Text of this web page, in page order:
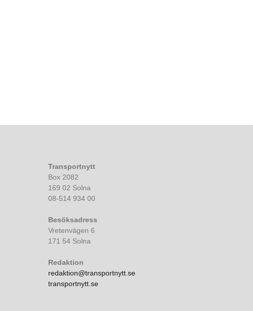
Transportnytt
Box 2082
169 02 Solna
08-514 934 00
Besöksadress
Vretenvägen 6
171 54 Solna
Redaktion
redaktion@transportnytt.se
transportnytt.se